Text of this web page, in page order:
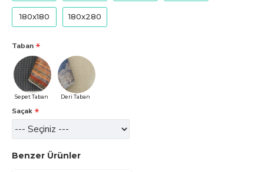
180x180 180x280
Taban
Sepet Taban Deri Taban
Saçak
Benzer Ürünler